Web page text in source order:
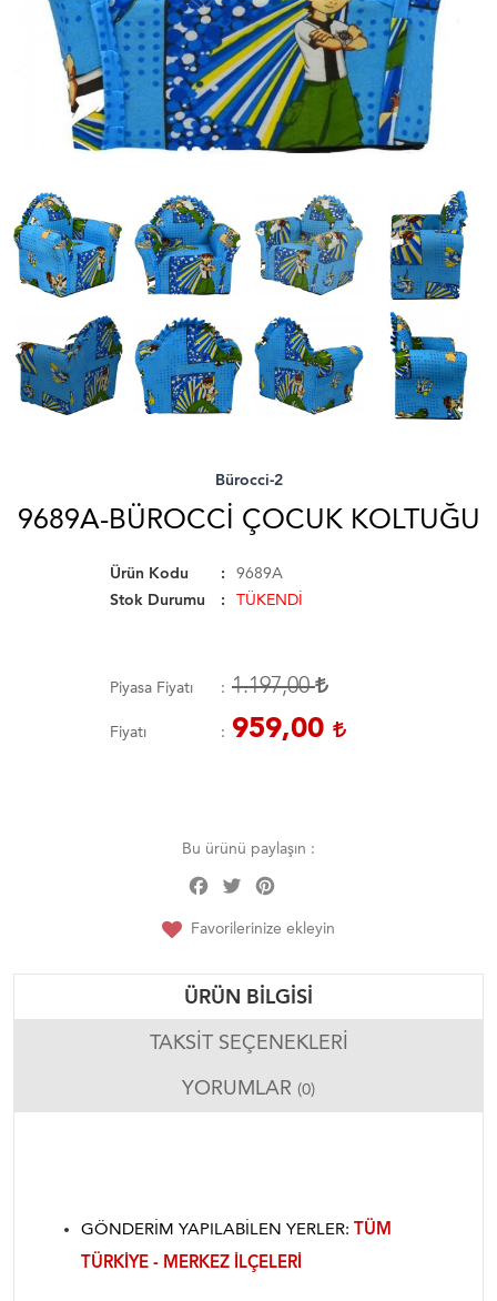
Bürocci-2
9689A-BÜROCCI ÇOCUK KOLTUĞU
Ürün Kodu
9689A
Stok Durumu
TÜKENDİ
Piyasa Fiyatı 1.197,00
Fiyatı 959,00
Bu ürünü paylaşın :
Facebook
Twitter
Favorilerinize ekleyin
ÜRÜN BILGISI
TAKSIT SEÇENEKLERI
YORUMLAR (0)
GÖNDERIM YAPILABILEN YERLER: TÜM
TÜRKIYE - MERKEZ ILÇELERI